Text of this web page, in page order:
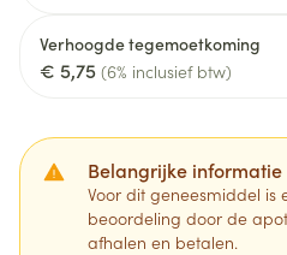
Verhoogde tegemoetkoming
€ 5,75 (6% inclusief btw)
Belangrijke informatie
Voor dit geneesmiddel is
beoordeling door de
afhalen en betalen.